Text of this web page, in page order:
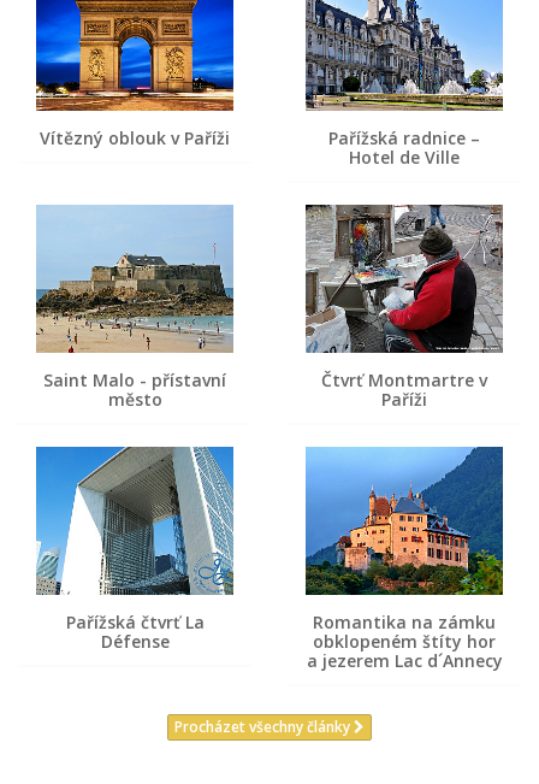
Vítězný oblouk v Paříži
Pařížská radnice –
Hotel de Ville
Saint Malo - přístavní
město
Čtvrť Montmartre v
Paříži
Pařížská čtvrť La
Défense
Romantika na zámku
obklopeném štíty hor
a jezerem Lac d´Annecy
Procházet všechny články